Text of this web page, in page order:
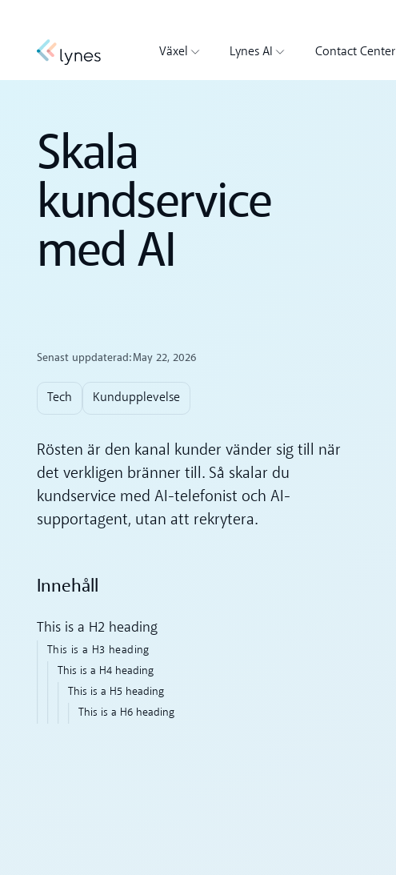
Växel Lynes AI Contact Center
Skala
kundservice
med AI
Senast uppdaterad:May 22, 2026
Tech Kundupplevelse
Rösten är den kanal kunder vänder sig till när
det verkligen bränner till. Så skalar du
kundservice med AI-telefonist och AI-
supportagent, utan att rekrytera.
Innehåll
This is a H2 heading
This is a H3 heading
This is a H4 heading
This is a H5 heading
This is a H6 heading